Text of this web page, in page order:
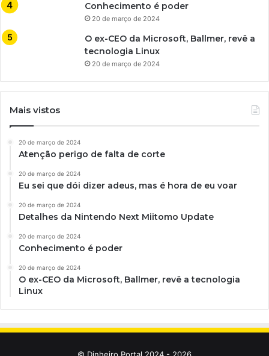
Conhecimento é poder
20 de março de 2024
O ex-CEO da Microsoft, Ballmer, revê a
tecnologia Linux
20 de março de 2024
Mais vistos
20 de março de 2024
Atenção perigo de falta de corte
20 de março de 2024
Eu sei que dói dizer adeus, mas é hora de eu voar
20 de março de 2024
Detalhes da Nintendo Next Miitomo Update
20 de março de 2024
Conhecimento é poder
20 de março de 2024
O ex-CEO da Microsoft, Ballmer, revê a tecnologia
Linux